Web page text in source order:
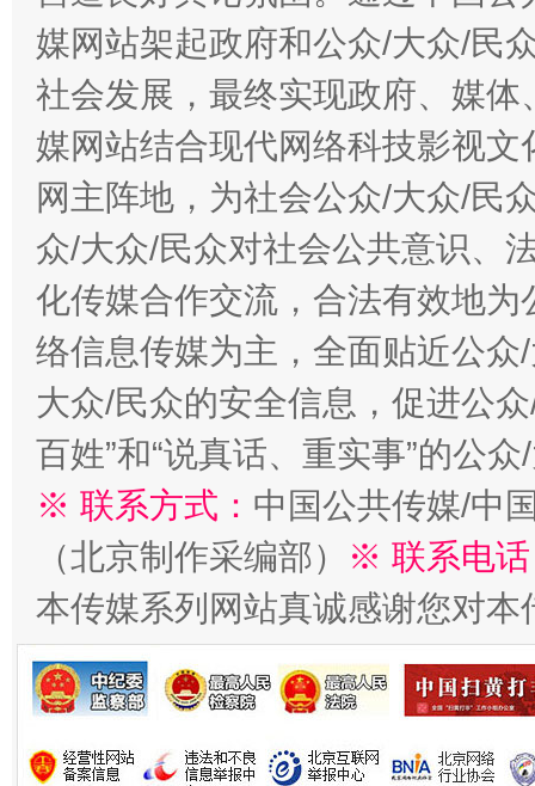
千年窑火 生生不息 一
媒网站架起政府和公众/大众/民
社会发展，最终实现政府、媒
媒网站结合现代网络科技影视
网主阵地，为社会公众/大众/民
众/大众/民众对社会公共意识、
化传媒合作交流，合法有效地
络信息传媒为主，全面贴近公
大众/民众的安全信息，促进公
百姓”和“说真话、重实事”的公
※ 联系方式： 中国公共传媒/中
（北京制作采编部）
※ 联系电
本传媒系列网站真诚感谢您对